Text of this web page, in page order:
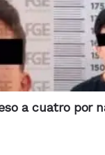
a cuatro por